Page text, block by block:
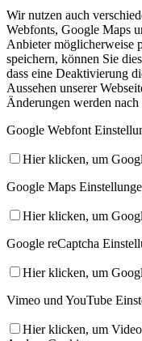
Wir nutzen auch
Webfonts, Google Maps
Anbieter möglicherweise
speichern, können Sie
dass eine Deaktivierung
Aussehen unserer
Änderungen werden
Google Webfont
Hier klicken, um
Google Maps
Hier klicken, um
Google reCaptcha
Hier klicken, um
Vimeo und YouTube
Hier klicken, um